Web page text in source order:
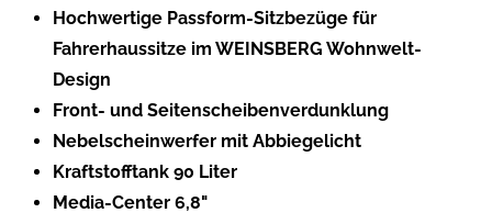
Hochwertige Passform-Sitzbezüge für
Fahrerhaussitze im WEINSBERG Wohnwelt-
Design
Front- und Seitenscheibenverdunklung
Nebelscheinwerfer mit Abbiegelicht
Kraftstofftank 90 Liter
Media-Center 6,8"